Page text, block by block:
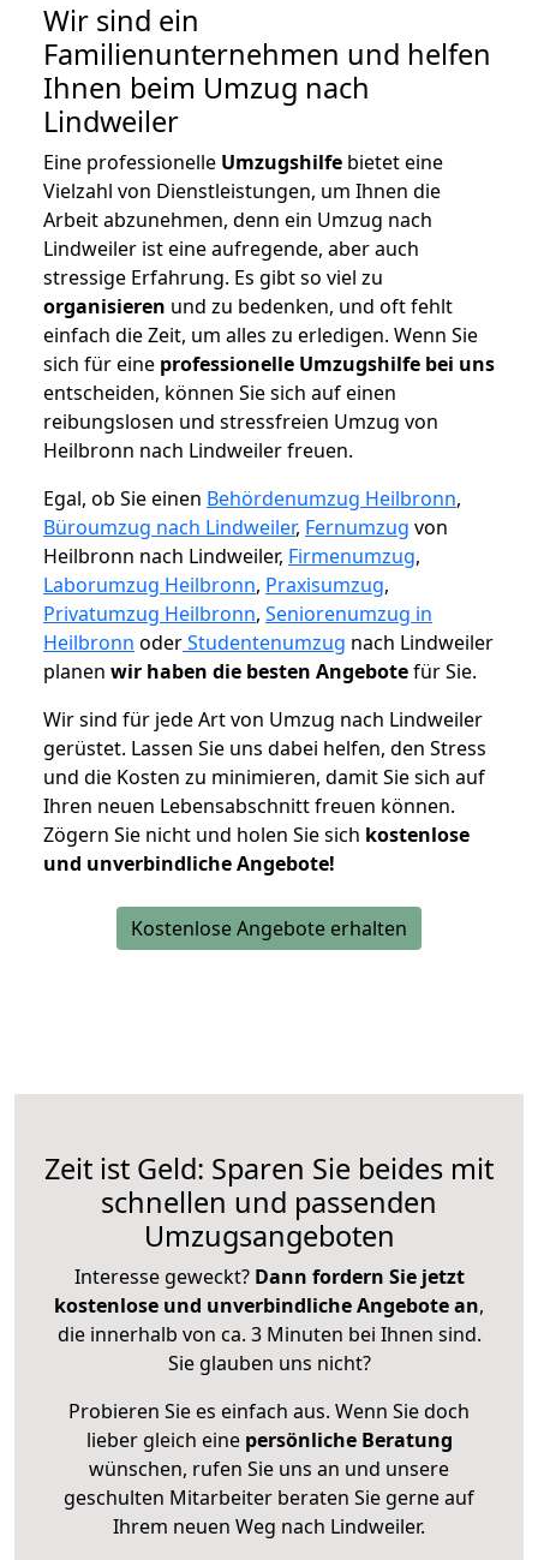
Wir sind ein
Familienunternehmen und helfen
Ihnen beim Umzug nach
Lindweiler
Eine professionelle Umzugshilfe bietet eine
Vielzahl von Dienstleistungen, um Ihnen die
Arbeit abzunehmen, denn ein Umzug nach
Lindweiler ist eine aufregende, aber auch
stressige Erfahrung. Es gibt so viel zu
organisieren und zu bedenken, und oft fehlt
einfach die Zeit, um alles zu erledigen. Wenn Sie
sich für eine professionelle Umzugshilfe bei uns
entscheiden, können Sie sich auf einen
reibungslosen und stressfreien Umzug von
Heilbronn nach Lindweiler freuen.
Egal, ob Sie einen Behördenumzug Heilbronn,
Büroumzug nach Lindweiler, Fernumzug von
Heilbronn nach Lindweiler, Firmenumzug,
Laborumzug Heilbronn, Praxisumzug,
Privatumzug Heilbronn, Seniorenumzug in
Heilbronn oderStudentenumzug nach Lindweiler
planen wir haben die besten Angebotefür Sie.
Wir sind für jede Art von Umzug nach Lindweiler
gerüstet. Lassen Sie uns dabei helfen, den Stress
und die Kosten zu minimieren, damit Sie sich auf
Ihren neuen Lebensabschnitt freuen können.
Zögern Sie nicht und holen Sie sich kostenlose
und unverbindliche Angebote!
Kostenlose Angebote erhalten
Zeit ist Geld: Sparen Sie beides mit
schnellen und passenden
Umzugsangeboten
Interesse geweckt? Dann fordern Sie jetzt
kostenlose und unverbindliche Angebote an,
die innerhalb von ca. 3 Minuten bei Ihnen sind.
Sie glauben uns nicht?
Probieren Sie es einfach aus. Wenn Sie doch
lieber gleich eine persönliche Beratung
wünschen, rufen Sie uns an und unsere
geschulten Mitarbeiter beraten Sie gerne auf
Ihrem neuen Weg nach Lindweiler.